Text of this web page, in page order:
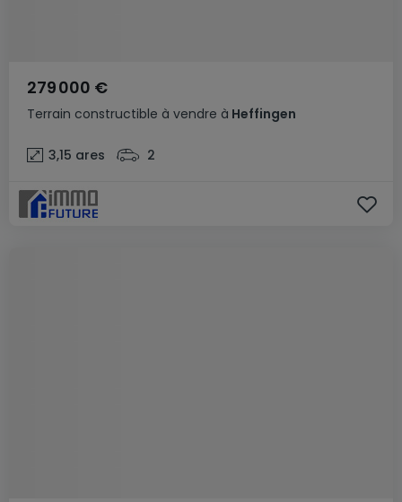
Terrain constructible à vendre à Heffingen
279 000 €
3,15 ares 2